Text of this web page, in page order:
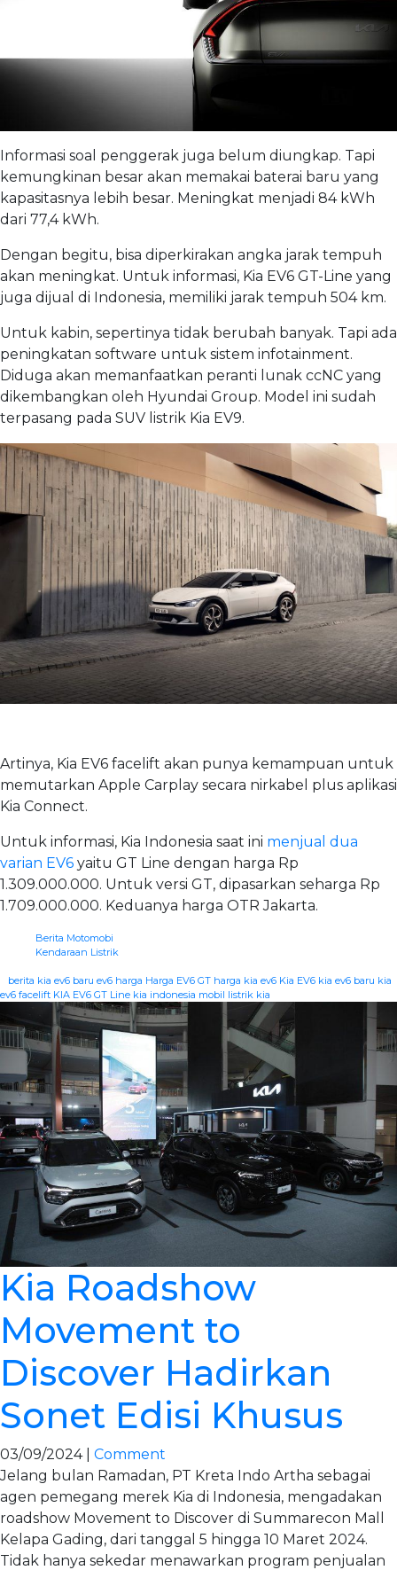
Informasi soal penggerak juga belum diungkap. Tapi
kemungkinan besar akan memakai baterai baru yang
kapasitasnya lebih besar. Meningkat menjadi 84 kWh
dari 77,4 kWh.
Dengan begitu, bisa diperkirakan angka jarak tempuh
akan meningkat. Untuk informasi, Kia EV6 GT-Line yang
juga dijual di Indonesia, memiliki jarak tempuh 504 km.
Untuk kabin, sepertinya tidak berubah banyak. Tapi ada
peningkatan software untuk sistem infotainment.
Diduga akan memanfaatkan peranti lunak ccNC yang
dikembangkan oleh Hyundai Group. Model ini sudah
terpasang pada SUV listrik Kia EV9.
Artinya, Kia EV6 facelift akan punya kemampuan untuk
memutarkan Apple Carplay secara nirkabel plus aplikasi
Kia Connect.
Untuk informasi, Kia Indonesia saat ini menjual dua
varian EV6 yaitu GT Line dengan harga Rp
1.309.000.000. Untuk versi GT, dipasarkan seharga Rp
1.709.000.000. Keduanya harga OTR Jakarta.
Berita Motomobi
Kendaraan Listrik
berita kia ev6 baru ev6 harga Harga EV6 GT harga kia ev6 Kia EV6 kia ev6 baru kia
ev6 facelift KIA EV6 GT Line kia indonesia mobil listrik kia
Kia Roadshow
Movement to
Discover Hadirkan
Sonet Edisi Khusus
03/09/2024 | Comment
Jelang bulan Ramadan, PT Kreta Indo Artha sebagai
agen pemegang merek Kia di Indonesia, mengadakan
roadshow Movement to Discover di Summarecon Mall
Kelapa Gading, dari tanggal 5 hingga 10 Maret 2024.
Tidak hanya sekedar menawarkan program penjualan